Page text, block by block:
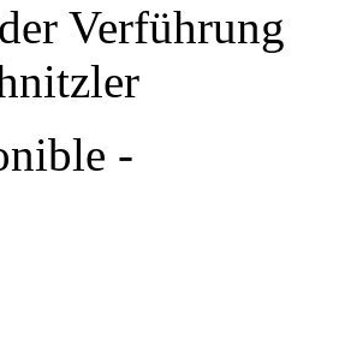
Verführung
-